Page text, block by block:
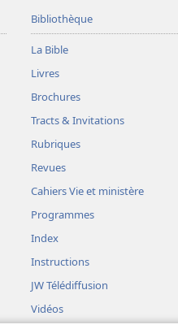
Bibliothèque
La Bible
Livres
Brochures
Tracts & Invitations
Rubriques
Revues
Cahiers Vie et ministère
Programmes
Index
Instructions
JW Télédiffusion
Vidéos